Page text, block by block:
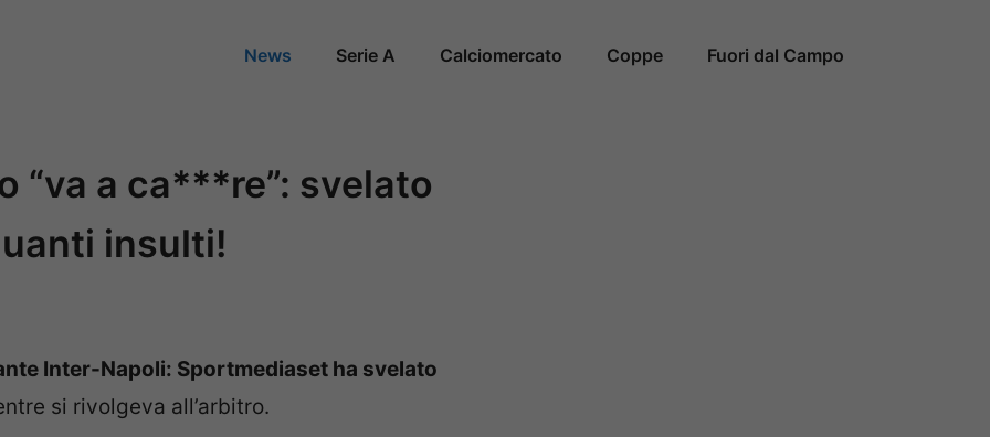
News Serie A Calciomercato Coppe Fuori dal Campo
“va a ca***re”: svelato
insulti!
Inter-Napoli: Sportmediaset ha svelato
si rivolgeva all’arbitro.